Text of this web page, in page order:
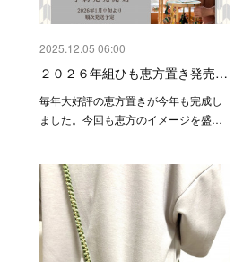
2025.12.05 06:00
２０２６年組ひも恵方置き発売…
毎年大好評の恵方置きが今年も完成し
ました。今回も恵方のイメージを盛…